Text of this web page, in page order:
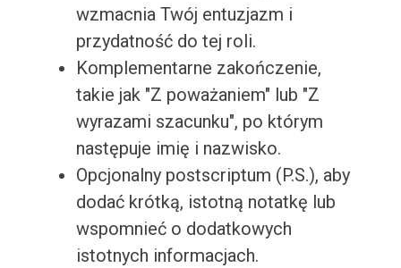
wzmacnia Twój entuzjazm i
przydatność do tej roli.
Komplementarne zakończenie,
takie jak "Z poważaniem" lub "Z
wyrazami szacunku", po którym
następuje imię i nazwisko.
Opcjonalny postscriptum (P.S.), aby
dodać krótką, istotną notatkę lub
wspomnieć o dodatkowych
istotnych informacjach.